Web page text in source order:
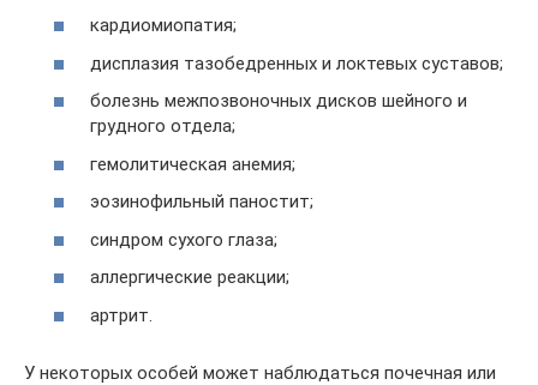
кардиомиопатия;
дисплазия тазобедренных и локтевых суставов;
болезнь межпозвоночных дисков шейного и
грудного отдела;
гемолитическая анемия;
эозинофильный паностит;
синдром сухого глаза;
аллергические реакции;
артрит.
У некоторых особей может наблюдаться почечная или